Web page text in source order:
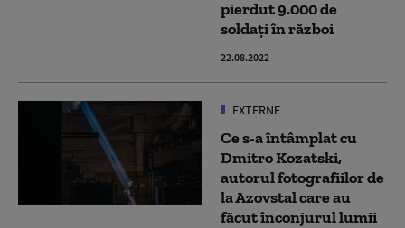
pierdut 9.000 de
soldați în război
22.08.2022
EXTERNE
Ce s-a întâmplat cu
Dmitro Kozatski,
autorul fotografiilor de
la Azovstal care au
făcut înconjurul lumii